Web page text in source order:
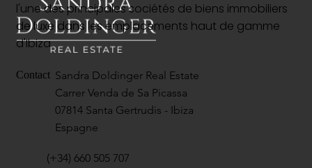
l'une des principales sociétés de biens immobiliers
de luxe dans les emplacements haut de gamme
d'Ibiza.
Contact Sandra Doldinger Real Estate
Carrer Venda de Sa Picassa
07814 Santa Gertrudis - Ibiza
Espagne
(+34) 660 505 707